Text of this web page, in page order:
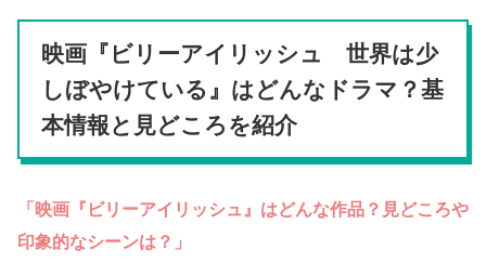
映画『ビリーアイリッシュ 世界は少
しぼやけている』はどんなドラマ？基
本情報と見どころを紹介
「映画『ビリーアイリッシュ』はどんな作品？見どころや
印象的なシーンは？」